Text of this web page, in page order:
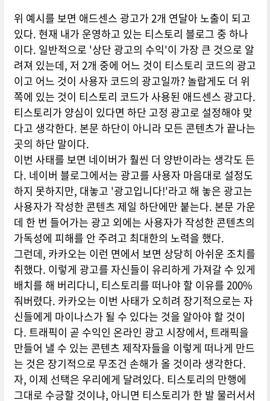
위 예시를 보면 애드센스 광고가 2개 연달아 노출이 되고
있다. 현재 내가 운영하고 있는 티스토리 블로그 중 하나
이다. 일반적으로 '상단 광고의 수익'이 가장 큰 것으로 알
려져 있는데, 저 2개 중에 어느 것이 티스토리 코드의 광고
이고 어느 것이 사용자 코드의 광고일까? 놀랍게도 더 위
쪽에 있는 것이 티스토리 코드가 사용된 애드센스 광고다.
티스토리가 양심이 있다면 하단 고정 광고로 설정해야 맞
다고 생각한다. 본문 하단이 아니라 모든 콘텐츠가 끝나는
곳의 하단 말이다.
이번 사태를 보면 네이버가 훨씬 더 양반이라는 생각도 든
다. 네이버 블로그에서는 광고를 사용자 마음대로 설정도
하지 못하지만, 대놓고 '광고입니다!'라고 해 놓은 광고는
사용자가 작성한 콘텐츠 제일 하단에만 붙는다. 본문 가운
데 한 번 들어가는 광고 외에는 사용자가 작성한 콘텐츠의
가독성에 피해를 안 주려고 최대한의 노력을 했다.
그런데, 카카오는 이런 면에서 보면 상당히 아쉬운 조치를
취했다. 이렇게 광고를 자신들이 유리하게 가져갈 수 있게
배치를 해 버리다니, 티스토리를 떠나야 할 이유를 200%
줘버렸다. 카카오는 이번 사태가 오히려 장기적으로는 자
신들에게 마이나스가 될 수 있다는 것을 알아야 할 것이
다. 트래픽이 곧 수익인 온라인 광고 시장에서, 트래픽을
만들어 낼 수 있는 콘텐츠 제작자들을 이렇게 떠나게 만드
는 것은 장기적으로 무조건 손해가 올 것이라 생각한다.
자, 이제 선택은 우리에게 달려있다. 티스토리의 만행에
그대로 수긍할 것이냐, 아니면 티스토리가 한 발 물러서서